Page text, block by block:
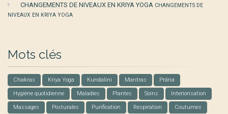
CHANGEMENTS DE NIVEAUX EN KRIYA YOGA CHANGEMENTS DE
NIVEAUX EN KRIYA YOGA
Mots clés
Chakras Kriya Yoga Kundalini Mantras Prâna
Hygiène quotidienne Maladies Plantes Soins Interiorisation
Massages Posturales Purification Respiration Coutumes